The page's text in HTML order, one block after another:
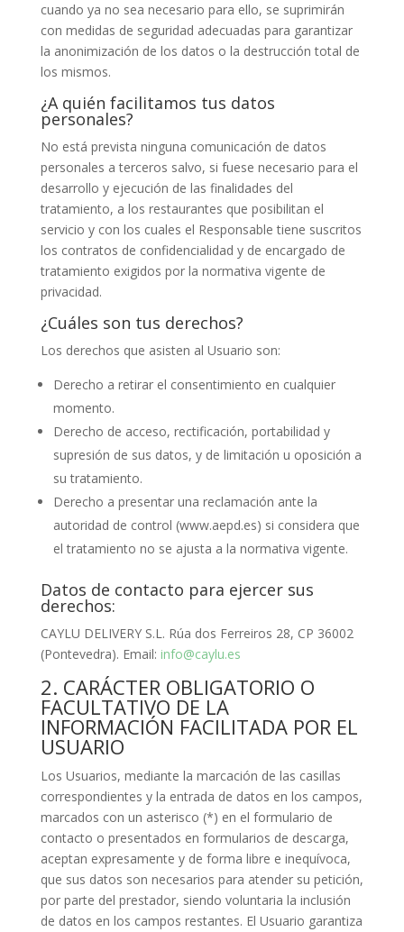
cuando ya no sea necesario para ello, se suprimirán
con medidas de seguridad adecuadas para garantizar
la anonimización de los datos o la destrucción total de
los mismos.
¿A quién facilitamos tus datos
personales?
No está prevista ninguna comunicación de datos
personales a terceros salvo, si fuese necesario para el
desarrollo y ejecución de las finalidades del
tratamiento, a los restaurantes que posibilitan el
servicio y con los cuales el Responsable tiene suscritos
los contratos de confidencialidad y de encargado de
tratamiento exigidos por la normativa vigente de
privacidad.
¿Cuáles son tus derechos?
Los derechos que asisten al Usuario son:
Derecho a retirar el consentimiento en cualquier
momento.
Derecho de acceso, rectificación, portabilidad y
supresión de sus datos, y de limitación u oposición a
su tratamiento.
Derecho a presentar una reclamación ante la
autoridad de control (www.aepd.es) si considera que
el tratamiento no se ajusta a la normativa vigente.
Datos de contacto para ejercer sus
derechos:
CAYLU DELIVERY S.L. Rúa dos Ferreiros 28, CP 36002
(Pontevedra). Email: info@caylu.es
2. CARÁCTER OBLIGATORIO O
FACULTATIVO DE LA
INFORMACIÓN FACILITADA POR EL
USUARIO
Los Usuarios, mediante la marcación de las casillas
correspondientes y la entrada de datos en los campos,
marcados con un asterisco (*) en el formulario de
contacto o presentados en formularios de descarga,
aceptan expresamente y de forma libre e inequívoca,
que sus datos son necesarios para atender su petición,
por parte del prestador, siendo voluntaria la inclusión
de datos en los campos restantes. El Usuario garantiza